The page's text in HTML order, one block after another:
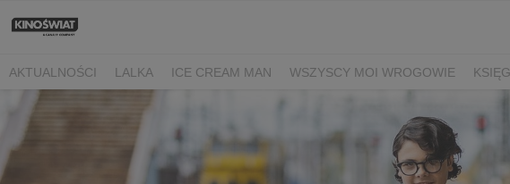
AKTUALNOŚCI LALKA ICE CREAM MAN WSZYSCY MOI WROGOWIE
NIEBO NAD NORMANDIĄ
POWIEDZ MI, CO CZUJESZ
BEREK
DRZEWO MAGII OJCZYZNA LUNA I ROZGADANA ŚWINKA